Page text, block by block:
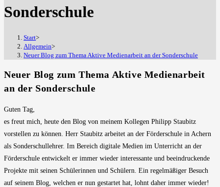
Sonderschule
Start>
Allgemein>
Neuer Blog zum Thema Aktive Medienarbeit an der Sonderschule
Neuer Blog zum Thema Aktive Medienarbeit
an der Sonderschule
Guten Tag,
es freut mich, heute den Blog von meinem Kollegen Philipp Staubitz
vorstellen zu können. Herr Staubitz arbeitet an der Förderschule in Achern
als Sonderschullehrer. Im Bereich digitale Medien im Unterricht an der
Förderschule entwickelt er immer wieder interessante und beeindruckende
Projekte mit seinen Schülerinnen und Schülern. Ein regelmäßiger Besuch
auf seinem Blog, welchen er nun gestartet hat, lohnt daher immer wieder!